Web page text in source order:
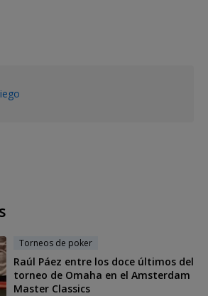
Torneos de poker
Raúl Páez entre los doce últimos del
torneo de Omaha en el Amsterdam
Master Classics